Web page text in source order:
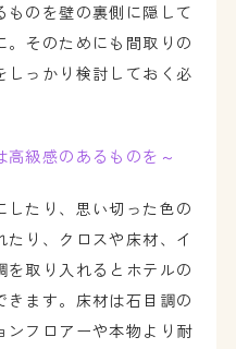
ものを壁の裏側に隠して
。そのためにも間取りの
しっかり検討しておく必
高級感のあるものを～
したり、思い切った色の
り、クロスや床材、イ
を取り入れるとホテルの
きます。床材は石目調の
ンフロアーや本物より耐